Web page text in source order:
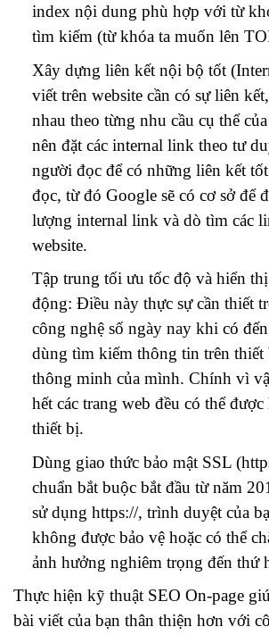
index nội dung phù hợp với từ
tìm kiếm (từ khóa ta muốn lên
Xây dựng liên kết nội bộ tốt
viết trên website cần có sự liên
nhau theo từng nhu cầu cụ thể
nên đặt các internal link theo tư
người đọc để có những liên kết
đọc, từ đó Google sẽ có cơ sở để
lượng internal link và dò tìm các
website.
Tập trung tối ưu tốc độ và hiển
động: Điều này thực sự cần thiết
công nghệ số ngày nay khi có
dùng tìm kiếm thông tin trên thiết
thông minh của mình. Chính vì
hết các trang web đều có thể
thiết bị.
Dùng giao thức bảo mật SSL
chuẩn bắt buộc bắt đầu từ năm
sử dụng https://, trình duyệt của
không được bảo vệ hoặc có thể
ảnh hưởng nghiêm trọng đến thứ
Thực hiện kỹ thuật SEO On-page
bài viết của bạn thân thiện hơn với